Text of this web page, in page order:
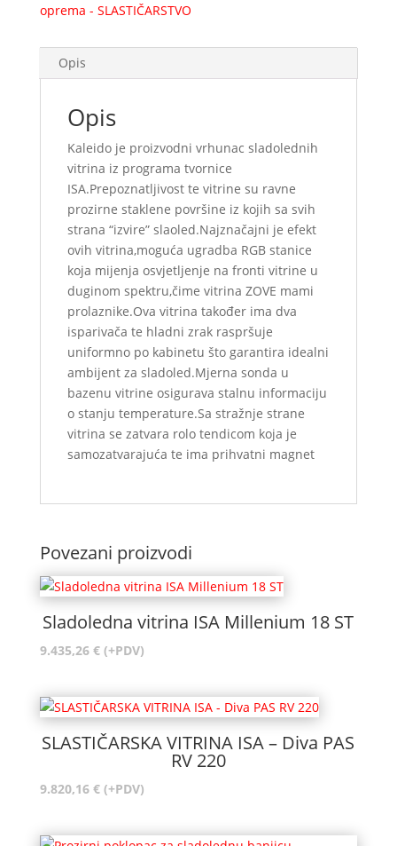
oprema - SLASTIČARSTVO
Opis
Opis
Kaleido je proizvodni vrhunac sladolednih
vitrina iz programa tvornice
ISA.Prepoznatljivost te vitrine su ravne
prozirne staklene površine iz kojih sa svih
strana “izvire” slaoled.Najznačajni je efekt
ovih vitrina,moguća ugradba RGB stanice
koja mijenja osvjetljenje na fronti vitrine u
duginom spektru,čime vitrina ZOVE mami
prolaznike.Ova vitrina također ima dva
isparivača te hladni zrak raspršuje
uniformno po kabinetu što garantira idealni
ambijent za sladoled.Mjerna sonda u
bazenu vitrine osigurava stalnu informaciju
o stanju temperature.Sa stražnje strane
vitrina se zatvara rolo tendicom koja je
samozatvarajuća te ima prihvatni magnet
Povezani proizvodi
Sladoledna vitrina ISA Millenium 18 ST
9.435,26 € (+PDV)
SLASTIČARSKA VITRINA ISA – Diva PAS
RV 220
9.820,16 € (+PDV)